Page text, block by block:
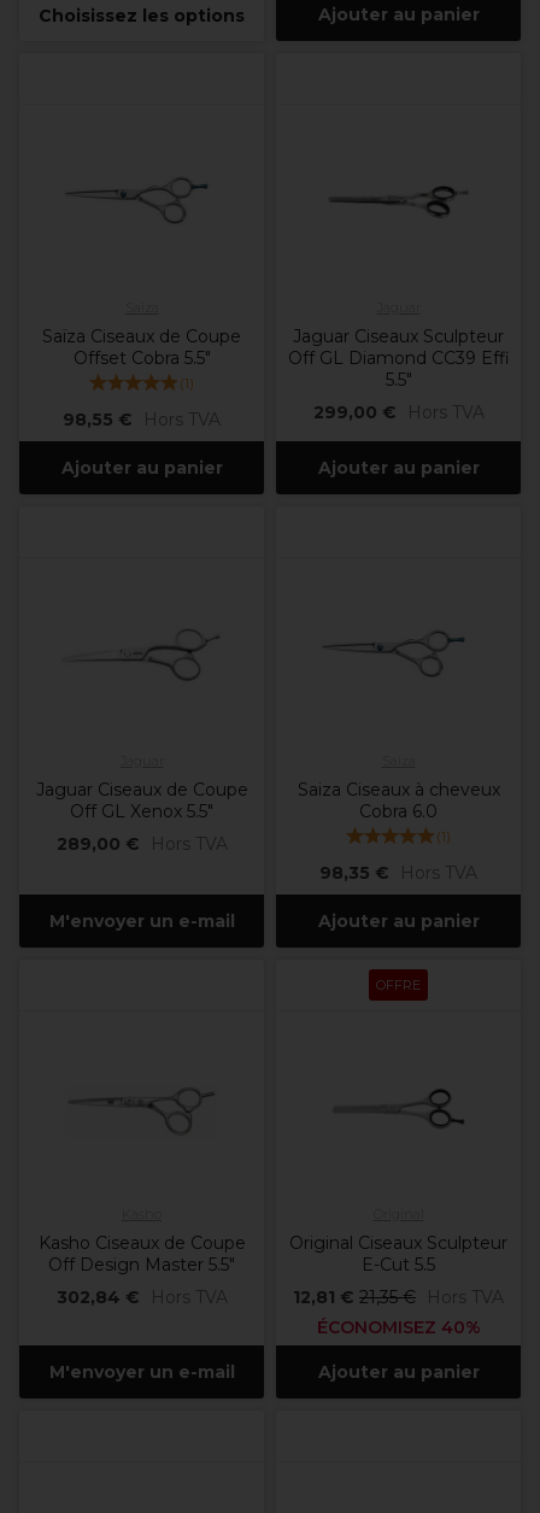
Choisissez les options Ajouter au panier
Saïza Ciseaux de Coupe
Offset Cobra 5.5"
(1)
98,55 € Hors TVA
Ajouter au panier
Jaguar Ciseaux Sculpteur
Off GL Diamond CC39 Effi
5.5"
299,00 €
Hors TVA
Ajouter au panier
Jaguar Ciseaux de Coupe
Off GL Xenox 5.5"
289,00 €
Hors TVA
M'envoyer un e-mail
Saiza Ciseaux à cheveux
Cobra 6.0
(1)
98,35 € Hors TVA
Ajouter au panier
Kasho Ciseaux de Coupe
Off Design Master 5.5"
302,84 €
Hors TVA
M'envoyer un e-mail
OFFRE
Original Ciseaux Sculpteur
E-Cut 5.5
12,81 € 21,35 €
Hors TVA
ÉCONOMISEZ 40%
Ajouter au panier